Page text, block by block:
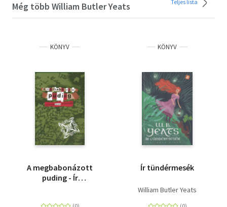
Még több William Butler Yeats Teljes lista
KÖNYV
A megbabonázott
puding - Ír
KÖNYV
Ír tündérmesék
William Butler Yeats